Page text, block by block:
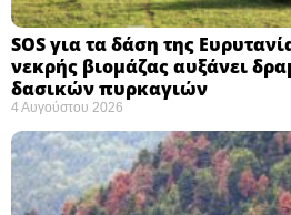
SOS για τα δάση της
νεκρής βιομάζας αυξάνει
δασικών πυρκαγιών
4 Αυγούστου 2026